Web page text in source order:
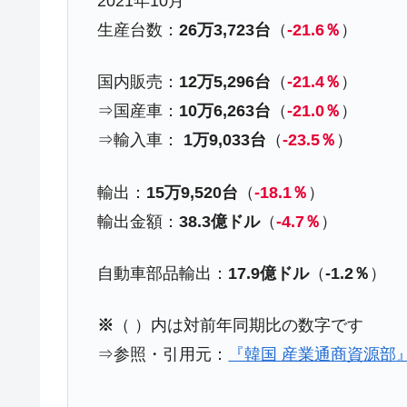
韓国『国民年金公団』株価暴落で200兆
『Money1』 韓国「橋が落ちました」⇒ 耐久性「な
『Money1』 韓国鉄鋼最大手『POSCO』ズブズブ
『Money1』
米国下院「韓国の公務員個人をター
『Money1』 韓国･加徳島新国際空港「またも暗礁
発動！
『Money1』 IT産業は人を雇用する効果は低い。全
生産台数：26万3,723台 （-21.6％ ）
国内販売： 12万5,296台 （-21.4％ ）
⇒国産車： 10万6,263台 （-21.0％ ）
⇒輸入車：
1万9,033台 （-23.5％ ）
輸出： 15万9,520台 （-18.1％ ）
輸出金額：38.3億ドル（-4.7％ ）
自動車部品輸出： 17.9億ドル（-1.2％ ）
※ （ ）内は対前年同期比の数字です
⇒参照・引用元：
『韓国 産業通商資源部